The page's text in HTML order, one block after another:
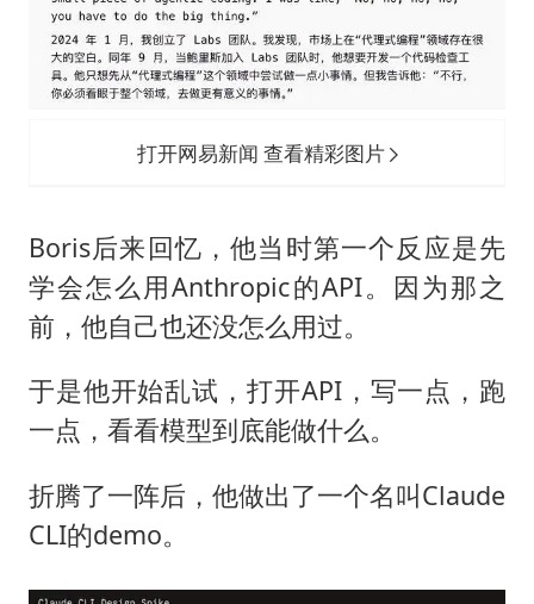
打开网易新闻 查看精彩图片
Boris后来回忆，他当时第一个反应是先
学会怎么用Anthropic的API。因为那之
前，他自己也还没怎么用过。
于是他开始乱试，打开API，写一点，跑
一点，看看模型到底能做什么。
折腾了一阵后，他做出了一个名叫Claude
CLI的demo。